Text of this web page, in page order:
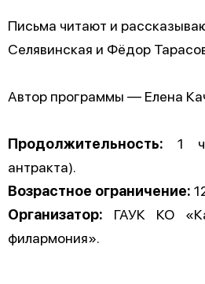
Письма читают и
Селявинская и Фёдор
Автор программы — Елена
Продолжительность: 1
антракта).
Возрастное ограничение:
Организатор: ГАУК КО
филармония».